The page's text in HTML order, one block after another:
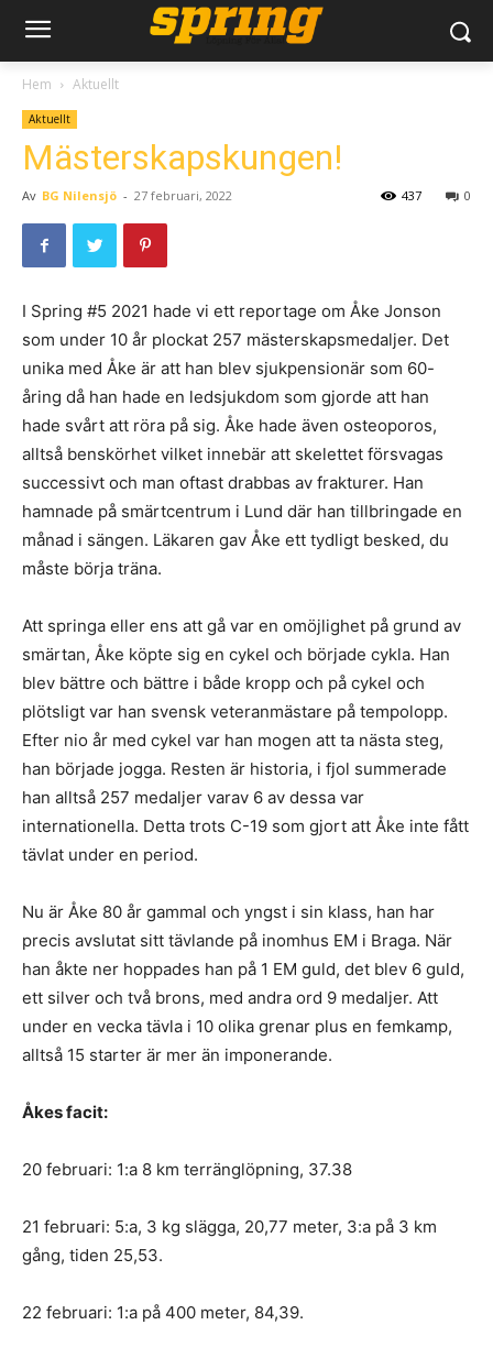
Hem Aktuellt
Aktuellt
Mästerskapskungen!
Av BG Nilensjö - 27 februari, 2022 0
437
I Spring #5 2021 hade vi ett reportage om Åke Jonson
som under 10 år plockat 257 mästerskapsmedaljer. Det
unika med Åke är att han blev sjukpensionär som 60-
åring då han hade en ledsjukdom som gjorde att han
hade svårt att röra på sig. Åke hade även osteoporos,
alltså benskörhet vilket innebär att skelettet försvagas
successivt och man oftast drabbas av frakturer. Han
hamnade på smärtcentrum i Lund där han tillbringade en
månad i sängen. Läkaren gav Åke ett tydligt besked, du
måste börja träna.
Att springa eller ens att gå var en omöjlighet på grund av
smärtan, Åke köpte sig en cykel och började cykla. Han
blev bättre och bättre i både kropp och på cykel och
plötsligt var han svensk veteranmästare på tempolopp.
Efter nio år med cykel var han mogen att ta nästa steg,
han började jogga. Resten är historia, i fjol summerade
han alltså 257 medaljer varav 6 av dessa var
internationella. Detta trots C-19 som gjort att Åke inte fått
tävlat under en period.
Nu är Åke 80 år gammal och yngst i sin klass, han har
precis avslutat sitt tävlande på inomhus EM i Braga. När
han åkte ner hoppades han på 1 EM guld, det blev 6 guld,
ett silver och två brons, med andra ord 9 medaljer. Att
under en vecka tävla i 10 olika grenar plus en femkamp,
alltså 15 starter är mer än imponerande.
Åkes facit:
20 februari: 1:a 8 km terränglöpning, 37.38
21 februari: 5:a, 3 kg slägga, 20,77 meter, 3:a på 3 km
gång, tiden 25,53.
22 februari: 1:a på 400 meter, 84,39.